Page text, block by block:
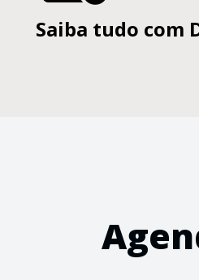
Saiba tudo com